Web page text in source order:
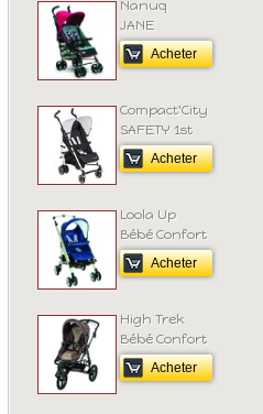
Nanuq
JANE
Acheter
Compact'City
SAFETY 1st
Acheter
Loola Up
Bébé Confort
Acheter
High Trek
Bébé Confort
Acheter